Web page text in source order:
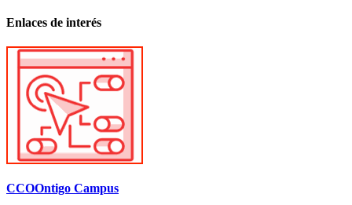
Enlaces de interés
CCOOntigo Campus